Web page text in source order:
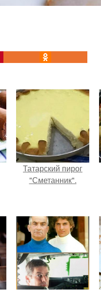
Татарский пирог
"Сметанник".